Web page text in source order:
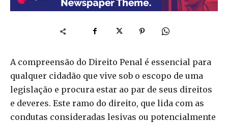
A compreensão do Direito Penal é essencial para
qualquer cidadão que vive sob o escopo de uma
legislação e procura estar ao par de seus direitos
e deveres. Este ramo do direito, que lida com as
condutas consideradas lesivas ou potencialmente